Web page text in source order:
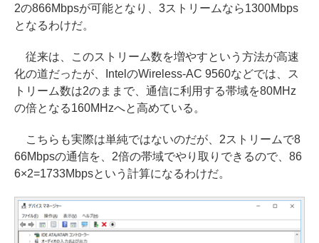
2の866Mbpsが可能となり、3ストリームなら1300Mbps
となるわけだ。
従来は、このストリーム数を増やすという方法が高速
化の道だったが、IntelのWireless-AC 9560などでは、ス
トリーム数は2のままで、通信に利用する帯域を80MHz
の倍となる160MHzへと高めている。
こちらも実際は単純ではないのだが、2ストリームで8
66Mbpsの通信を、2倍の帯域でやり取りできるので、86
6×2=1733Mbpsという計算になるわけだ。